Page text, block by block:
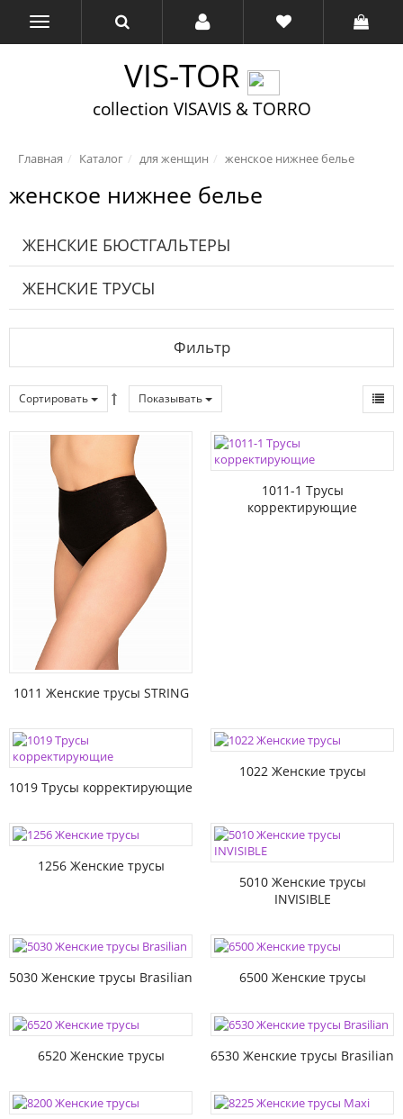
VIS-TOR
collection VISAVIS & TORRO
Главная Каталог для женщин женское нижнее белье
женское нижнее белье
ЖЕНСКИЕ БЮСТГАЛЬТЕРЫ
ЖЕНСКИЕ ТРУСЫ
Фильтр
Сортировать Показывать
1011 Женские трусы STRING
1011-1 Трусы
корректирующие
1019 Трусы корректирующие
1022 Женские трусы
1256 Женские трусы
5010 Женские трусы
INVISIBLE
5030 Женские трусы Brasilian 6500 Женские трусы
6520 Женские трусы 6530 Женские трусы Brasilian